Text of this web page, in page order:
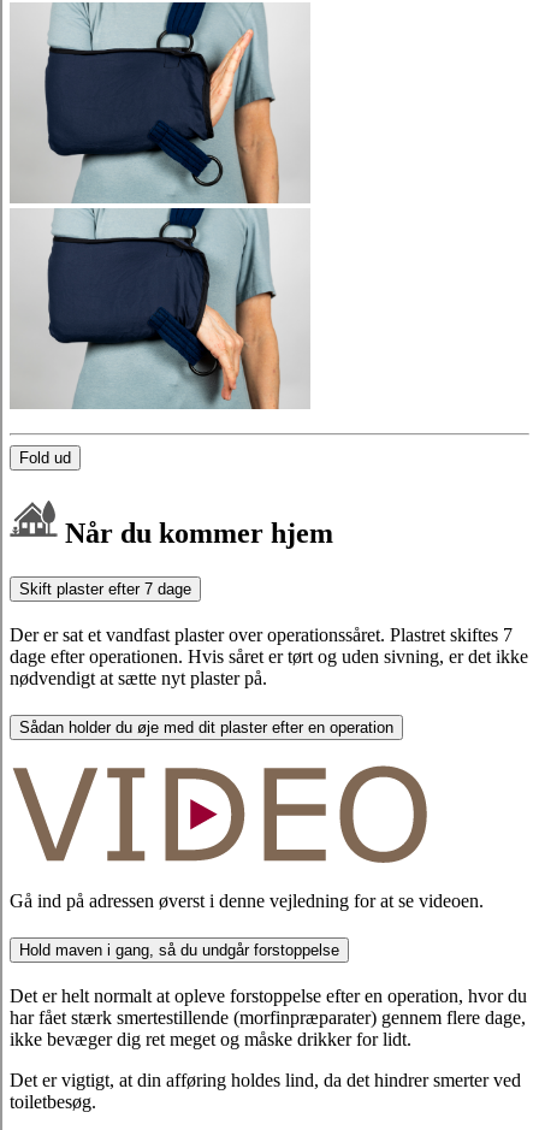
Fold ud
Når du kommer hjem
Skift plaster efter 7 dage
Der er sat et vandfast plaster over operationssåret. Plastret skiftes 7
dage efter operationen. Hvis såret er tørt og uden sivning, er det ikke
nødvendigt at sætte nyt plaster på.
Sådan holder du øje med dit plaster efter en operation
Gå ind på adressen øverst i denne vejledning for at se videoen.
Hold maven i gang, så du undgår forstoppelse
Det er helt normalt at opleve forstoppelse efter en operation, hvor du
har fået stærk smertestillende (morfinpræparater) gennem flere dage,
ikke bevæger dig ret meget og måske drikker for lidt.
Det er vigtigt, at din afføring holdes lind, da det hindrer smerter ved
toiletbesøg.